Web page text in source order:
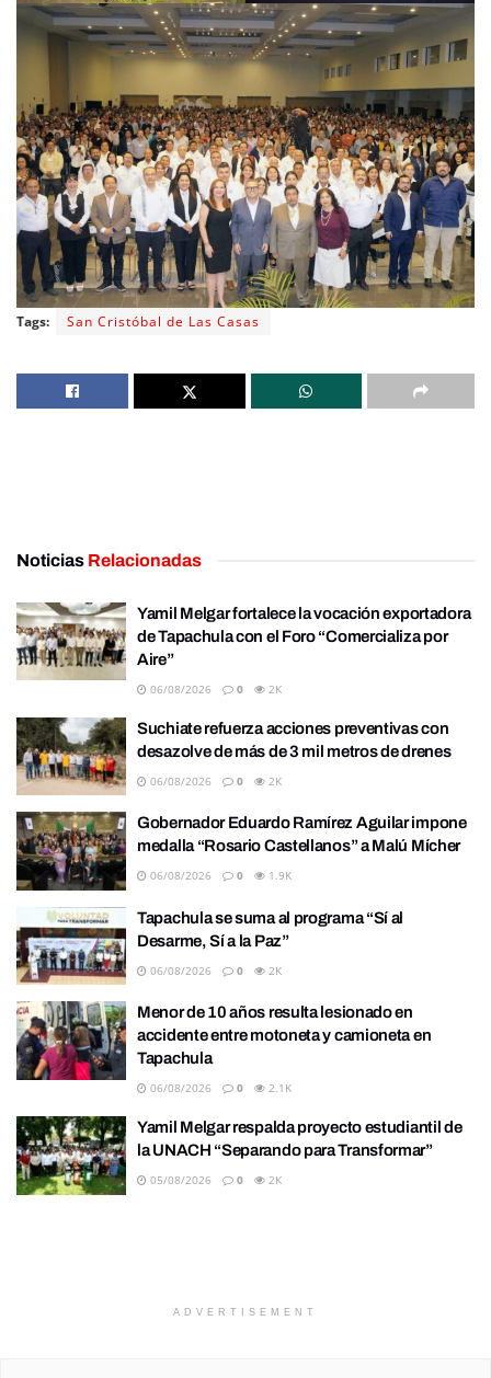
Tags: San Cristóbal de Las Casas
Noticias Relacionadas
Yamil Melgar fortalece la vocación exportadora
de Tapachula con el Foro “Comercializa por
Aire”
06/08/2026 0 2K
Suchiate refuerza acciones preventivas con
desazolve de más de 3 mil metros de drenes
06/08/2026 0 2K
Gobernador Eduardo Ramírez Aguilar impone
medalla “Rosario Castellanos” a Malú Mícher
06/08/2026 0 1.9K
Tapachula se suma al programa “Sí al
Desarme, Sí a la Paz”
06/08/2026 0 2K
Menor de 10 años resulta lesionado en
accidente entre motoneta y camioneta en
Tapachula
06/08/2026 0 2.1K
Yamil Melgar respalda proyecto estudiantil de
la UNACH “Separando para Transformar”
05/08/2026 0 2K
ADVERTISEMENT